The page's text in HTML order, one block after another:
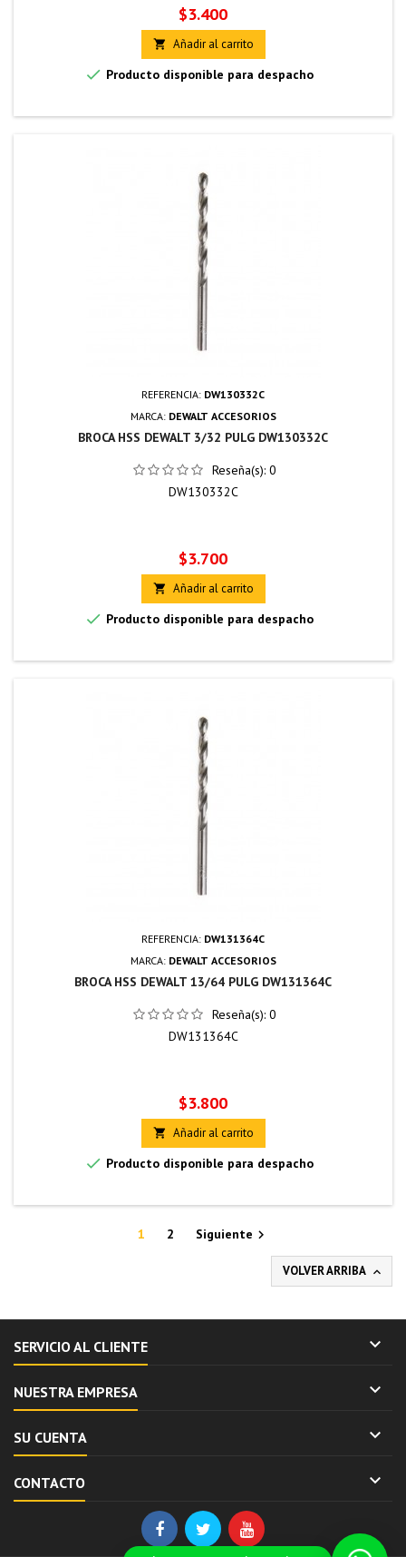
Precio
$3.400
 Añadir al carrito
 Producto disponible para despacho
REFERENCIA: DW130332C
MARCA: DEWALT ACCESORIOS
BROCA HSS DEWALT 3/32 PULG DW130332C
Reseña(s): 0
DW130332C
Precio
$3.700
 Añadir al carrito
 Producto disponible para despacho
REFERENCIA: DW131364C
MARCA: DEWALT ACCESORIOS
BROCA HSS DEWALT 13/64 PULG DW131364C
Reseña(s): 0
DW131364C
Precio
$3.800
 Añadir al carrito
 Producto disponible para despacho
1 2 Siguiente 
VOLVER ARRIBA 
SERVICIO AL CLIENTE 
NUESTRA EMPRESA 
SU CUENTA 
CONTACTO 